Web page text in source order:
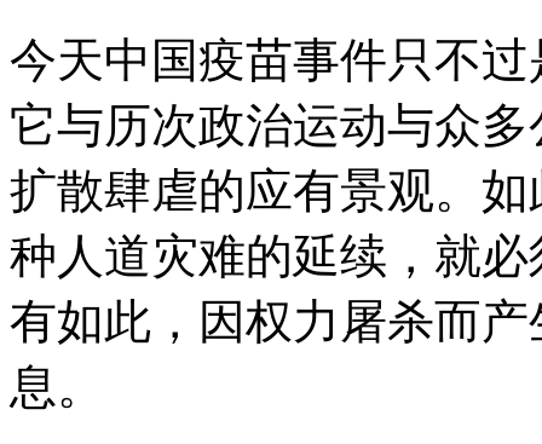
今天中国疫苗事件只不
它与历次政治运动与众
扩散肆虐的应有景观。
种人道灾难的延续，就
有如此，因权力屠杀而
息。